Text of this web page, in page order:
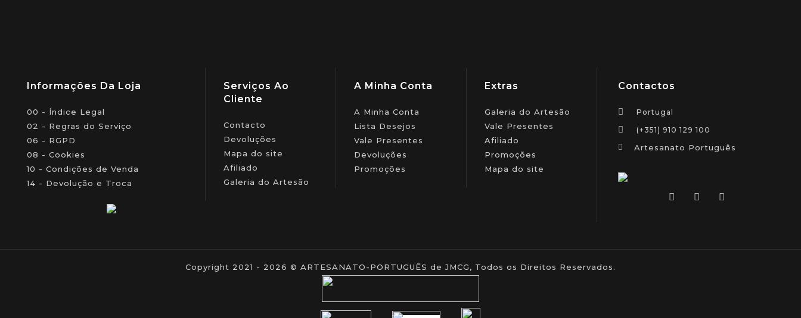
Informações Da Loja
00 - Índice Legal
02 - Regras do Serviço
06 - RGPD
08 - Cookies
10 - Condições de Venda
14 - Devolução e Troca
Serviços Ao
Cliente
Contacto
Devoluções
Mapa do site
Afiliado
Galeria do Artesão
A Minha Conta
A Minha Conta
Lista Desejos
Vale Presentes
Devoluções
Promoções
Extras
Galeria do Artesão
Vale Presentes
Afiliado
Promoções
Mapa do site
Contactos
Portugal
(+351) 910 129 100
Artesanato Português
Copyright 2021 - 2026 © ARTESANATO-PORTUGUÊS de JMCG, Todos os Direitos Reservados.